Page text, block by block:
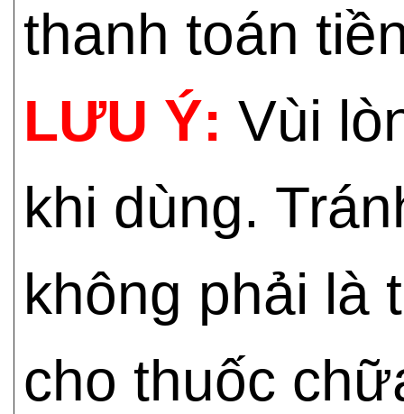
thanh toán
LƯU Ý: Vùi
khi dùng.
không phải là
cho thuốc